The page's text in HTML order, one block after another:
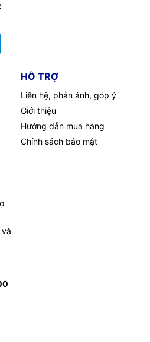
HỖ TRỢ
Liên hệ, phản ánh, góp ý
Giới thiệu
Hướng dẫn mua hàng
Chính sách bảo mật